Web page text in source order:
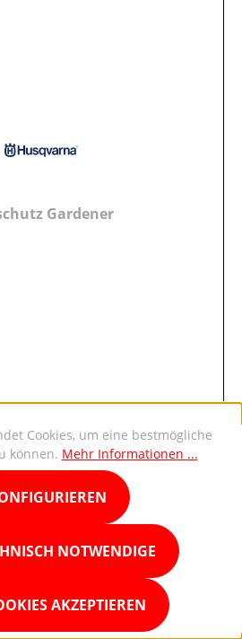
Gardener
DETAILS
Cookies, um eine bestmögliche
können. Mehr Informationen ...
NOTWENDIGE
AKZEPTIEREN